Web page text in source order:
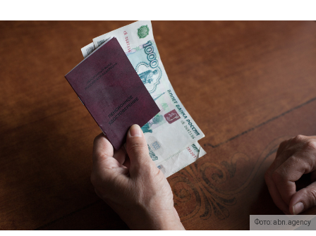
Фото: abn.agency